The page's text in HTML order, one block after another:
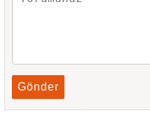
Gönder